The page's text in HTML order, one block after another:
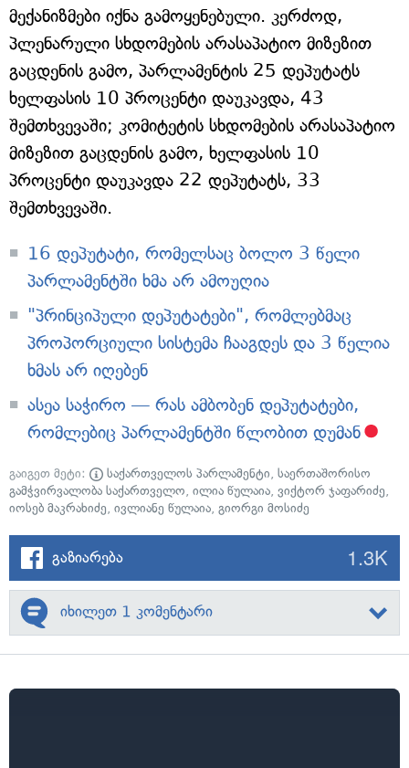
მექანიზმები იქნა გამოყენებული. კერძოდ,
პლენარული სხდომების არასაპატიო მიზეზით
გაცდენის გამო, პარლამენტის 25 დეპუტატს
ხელფასის 10 პროცენტი დაუკავდა, 43
შემთხვევაში; კომიტეტის სხდომების არასაპატიო
მიზეზით გაცდენის გამო, ხელფასის 10
პროცენტი დაუკავდა 22 დეპუტატს, 33
შემთხვევაში.
16 დეპუტატი, რომელსაც ბოლო 3 წელი
პარლამენტში ხმა არ ამოუღია
"პრინციპული დეპუტატები", რომლებმაც
პროპორციული სისტემა ჩააგდეს და 3 წელია
ხმას არ იღებენ
ასეა საჭირო — რას ამბობენ დეპუტატები,
რომლებიც პარლამენტში წლობით დუმან
გაიგეთ მეტი: საქართველოს პარლამენტი, საერთაშორისო
გამჭვირვალობა საქართველო, ილია წულაია, ვიქტორ ჯაფარიძე,
იოსებ მაკრახიძე, ივლიანე წულაია, გიორგი მოსიძე
გაზიარება 1.3K
იხილეთ 1 კომენტარი